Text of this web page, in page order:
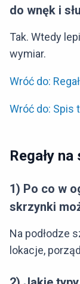
do wnęk i
Tak. Wtedy
wymiar.
Wróć do:
Wróć do: Spis
Regały
1) Po co w
skrzynki
Na podłodze
lokacje,